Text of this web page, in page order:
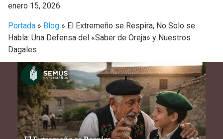
enero 15, 2026
Portada » Blog » El Extremeño se Respira, No Solo se
Habla: Una Defensa del «Saber de Oreja» y Nuestros
Dagales